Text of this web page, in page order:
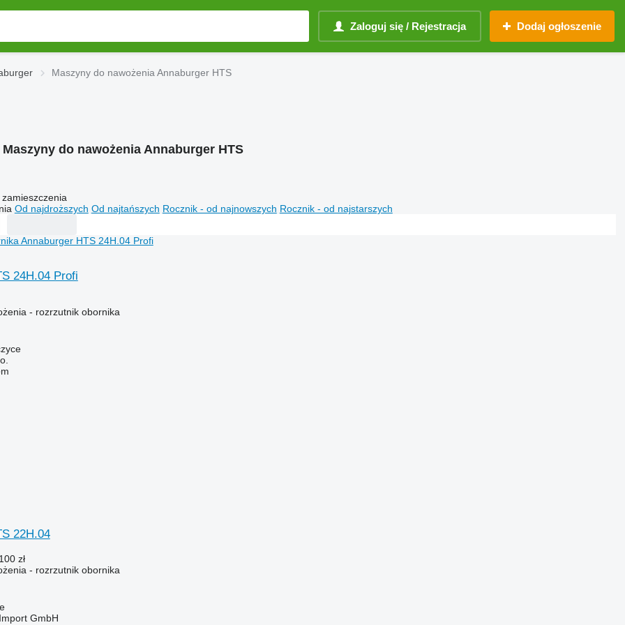
Zaloguj się / Rejestracja Dodaj ogłoszenie
Maszyny do nawożenia Annaburger HTS
Maszyny do nawożenia Annaburger HTS
zamieszczenia
Od najdroższych Od najtańszych Rocznik - od najnowszych Rocznik - od najstarszych
24H.04 Profi
- rozrzutnik obornika
22H.04
zł
- rozrzutnik obornika
GmbH